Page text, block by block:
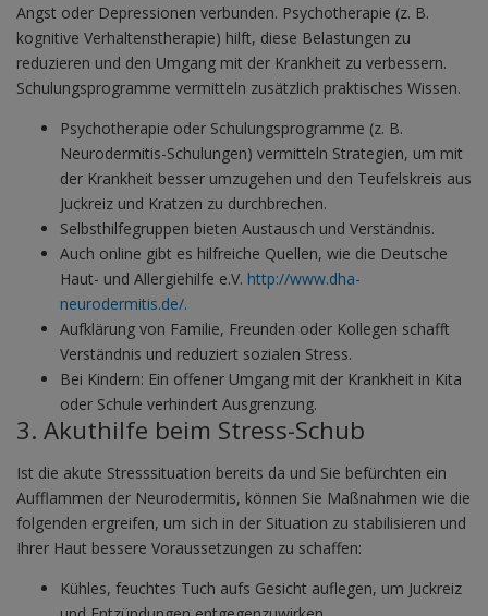
Angst oder Depressionen verbunden. Psychotherapie (z. B.
kognitive Verhaltenstherapie) hilft, diese Belastungen zu
reduzieren und den Umgang mit der Krankheit zu verbessern.
Schulungsprogramme vermitteln zusätzlich praktisches Wissen.
Psychotherapie oder Schulungsprogramme (z. B.
Neurodermitis-Schulungen) vermitteln Strategien, um mit
der Krankheit besser umzugehen und den Teufelskreis aus
Juckreiz und Kratzen zu durchbrechen.
Selbsthilfegruppen bieten Austausch und Verständnis.
Auch online gibt es hilfreiche Quellen, wie die Deutsche
Haut- und Allergiehilfe e.V. http://www.dha-
neurodermitis.de/.
Aufklärung von Familie, Freunden oder Kollegen schafft
Verständnis und reduziert sozialen Stress.
Bei Kindern: Ein offener Umgang mit der Krankheit in Kita
oder Schule verhindert Ausgrenzung.
3. Akuthilfe beim Stress-Schub
Ist die akute Stresssituation bereits da und Sie befürchten ein
Aufflammen der Neurodermitis, können Sie Maßnahmen wie die
folgenden ergreifen, um sich in der Situation zu stabilisieren und
Ihrer Haut bessere Voraussetzungen zu schaffen:
Kühles, feuchtes Tuch aufs Gesicht auflegen, um Juckreiz